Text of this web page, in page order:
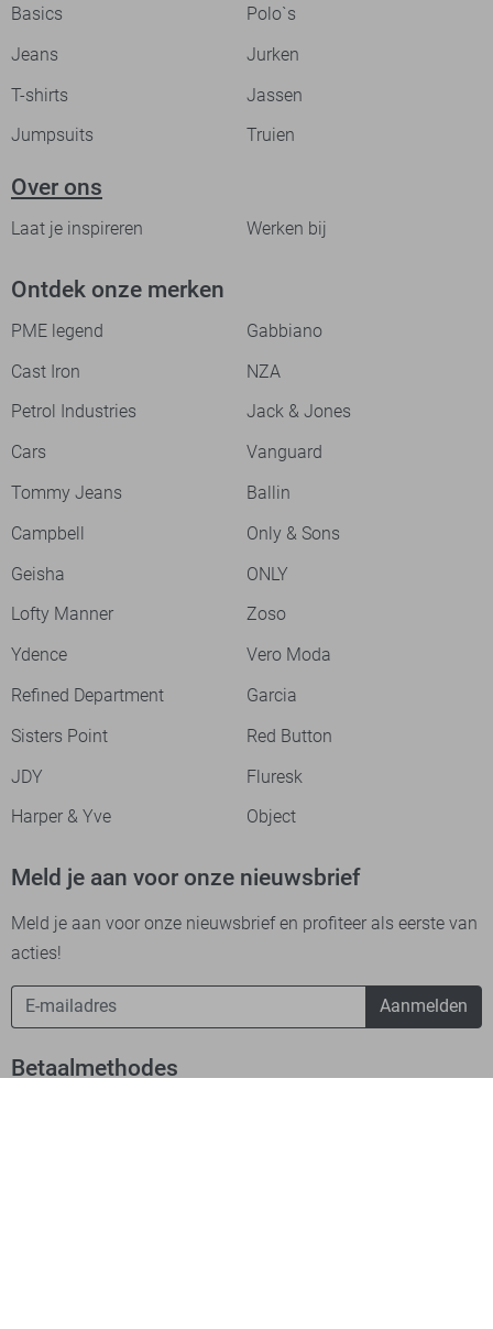
Basics
Polo`s
Jeans
Jurken
T-shirts
Jassen
Jumpsuits
Truien
Over ons
Laat je inspireren Werken bij
Ontdek onze merken
PME legend
Gabbiano
Cast Iron
NZA
Petrol Industries
Jack & Jones
Cars
Vanguard
Tommy Jeans
Ballin
Campbell
Only & Sons
Geisha
ONLY
Lofty Manner
Zoso
Ydence
Vero Moda
Refined Department
Garcia
Sisters Point
Red Button
JDY
Fluresk
Harper & Yve
Object
Meld je aan voor onze nieuwsbrief
Meld je aan voor onze nieuwsbrief en profiteer als eerste van
acties!
Aanmelden
Betaalmethodes